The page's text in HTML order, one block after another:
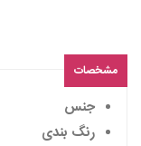
مشخصات
جنس
رنگ بندی